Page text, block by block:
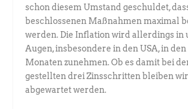
schon diesem Umstand geschuldet,
beschlossenen Maßnahmen maximal
werden. Die Inflation wird allerdings in
Augen, insbesondere in den USA, in
Monaten zunehmen. Ob es damit bei
gestellten drei Zinsschritten bleiben
abgewartet werden.